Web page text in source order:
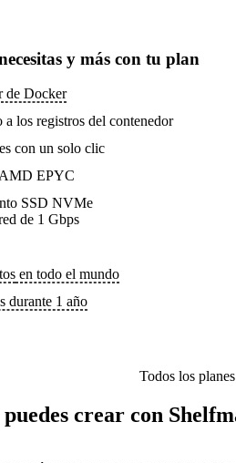
y más con tu plan
de Docker
a los registros del contenedor
con un solo clic
AMD EPYC
SSD NVMe
de 1 Gbps
en todo el mundo
durante 1 año
Todos los
crear con